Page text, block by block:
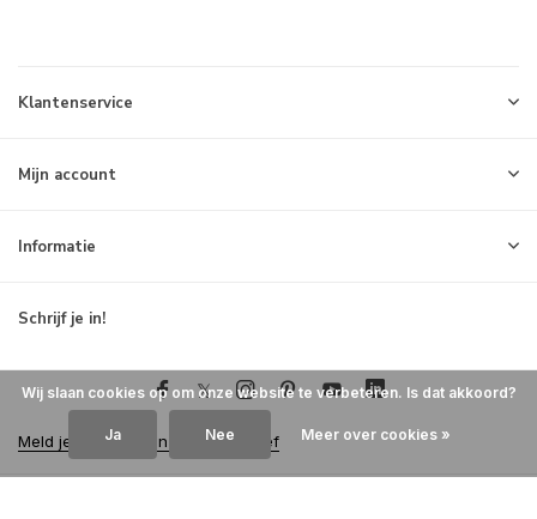
Klantenservice
Mijn account
Informatie
Schrijf je in!
Meld je aan voor onze nieuwsbrief
Wij slaan cookies op om onze website te verbeteren. Is dat akkoord?
Ja Nee Meer over cookies »